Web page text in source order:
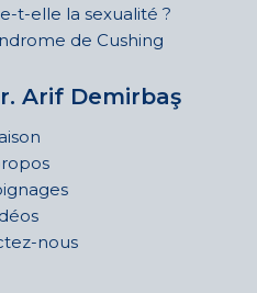
t-elle la sexualité ?
de Cushing
Arif Demirbaş
nous